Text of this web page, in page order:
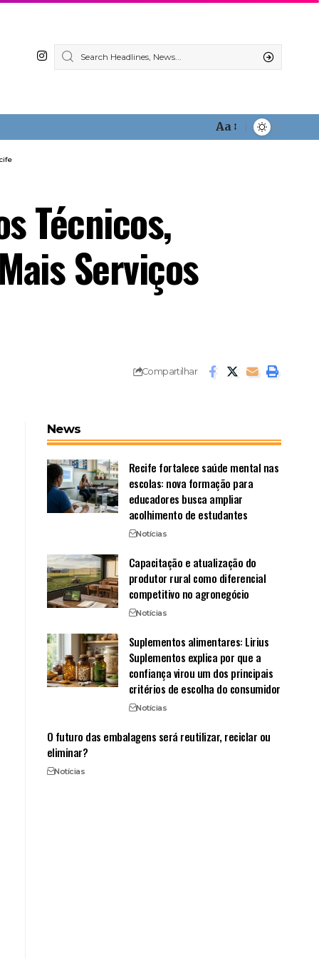
Font
Aa
Técnicos,
Serviços
Compartilhar
News
Recife fortalece saúde mental nas
escolas: nova formação para
educadores busca ampliar
acolhimento de estudantes
Notícias
Capacitação e atualização do
produtor rural como diferencial
competitivo no agronegócio
Notícias
Suplementos alimentares: Lirius
Suplementos explica por que a
confiança virou um dos principais
critérios de escolha do consumidor
Notícias
O futuro das embalagens será reutilizar, reciclar ou
eliminar?
Notícias